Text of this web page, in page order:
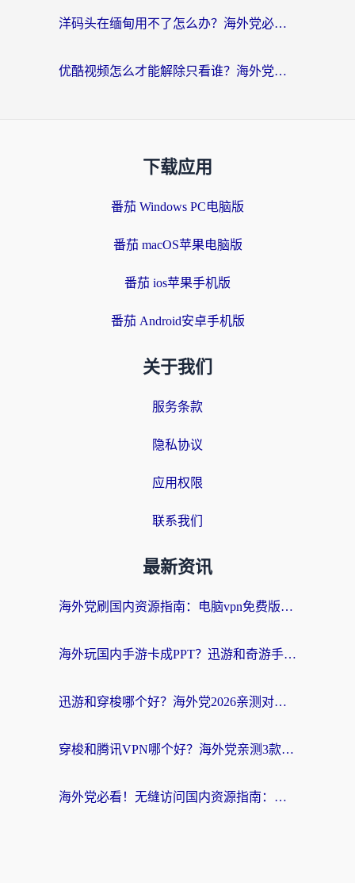
洋码头在缅甸用不了怎么办？海外党必备回国加速指南，解决追剧购物生活服务难题
优酷视频怎么才能解除只看谁？海外党亲测有效的追剧自由指南
下载应用
番茄 Windows PC电脑版
番茄 macOS苹果电脑版
番茄 ios苹果手机版
番茄 Android安卓手机版
关于我们
服务条款
隐私协议
应用权限
联系我们
最新资讯
海外党刷国内资源指南：电脑vpn免费版真的能用吗？选对加速器才是关键
海外玩国内手游卡成PPT？迅游和奇游手游哪个好？附真实VPN评测及番茄加速器体验
迅游和穿梭哪个好？海外党2026亲测对比+免费vs付费选择指南，附番茄加速器实测体验
穿梭和腾讯VPN哪个好？海外党亲测3款热门回国加速器，附避坑指南
海外党必看！无缝访问国内资源指南：从vpn官网下载到加速器选择（附番茄实测）